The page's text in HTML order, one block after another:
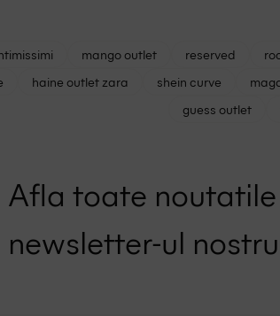
mango outlet reserved
haine outlet zara shein curve
guess outlet
Afla toate
newsletter-ul nostru